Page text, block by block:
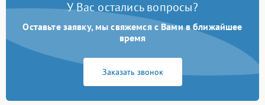
У Вас остались вопросы?
Оставьте заявку, мы свяжемся с Вами в ближайшее
время
Заказать звонок